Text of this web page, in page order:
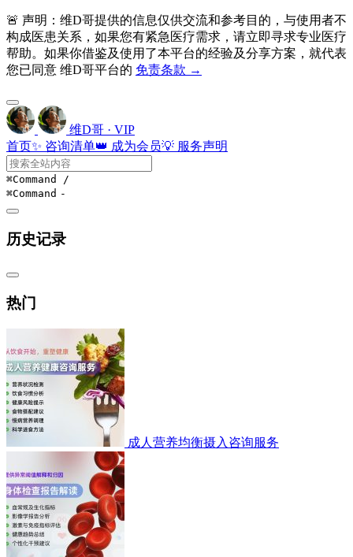
🚨 声明：维D哥提供的信息仅供交流和参考目的，与使用者不
构成医患关系，如果您有紧急医疗需求，请立即寻求专业医疗
帮助。如果你借鉴及使用了本平台的经验及分享方案，就代表
您已同意 维D哥平台的 免责条款 →
维D哥 · VIP
首页✨ 咨询清单👑 成为会员💡 服务声明
⌘Command /
⌘Command -
历史记录
热门
成人营养均衡摄入咨询服务